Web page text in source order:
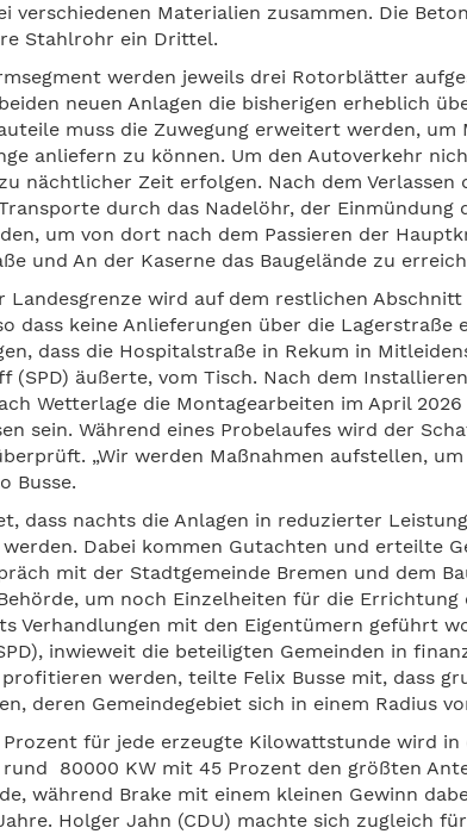
verschiedenen Materialien zusammen. Die
Stahlrohr ein Drittel.
werden jeweils drei Rotorblätter
neuen Anlagen die bisherigen erheblich
muss die Zuwegung erweitert werden, um
anliefern zu können. Um den Autoverkehr
nächtlicher Zeit erfolgen. Nach dem Verlassen
durch das Nadelöhr, der Einmündung
um von dort nach dem Passieren der
und An der Kaserne das Baugelände zu
Landesgrenze wird auf dem restlichen
dass keine Anlieferungen über die Lagerstraße
dass die Hospitalstraße in Rekum in
(SPD) äußerte, vom Tisch. Nach dem
Wetterlage die Montagearbeiten im April
sein. Während eines Probelaufes wird der
„Wir werden Maßnahmen aufstellen,
Busse.
dass nachts die Anlagen in reduzierter
Dabei kommen Gutachten und erteilte
mit der Stadtgemeinde Bremen und dem
um noch Einzelheiten für die Errichtung
Verhandlungen mit den Eigentümern geführt
inwieweit die beteiligten Gemeinden in
werden, teilte Felix Busse mit, dass
deren Gemeindegebiet sich in einem Radius
Prozent für jede erzeugte Kilowattstunde wird in
rund 80000 KW mit 45 Prozent den größten
während Brake mit einem kleinen Gewinn
Holger Jahn (CDU) machte sich zugleich